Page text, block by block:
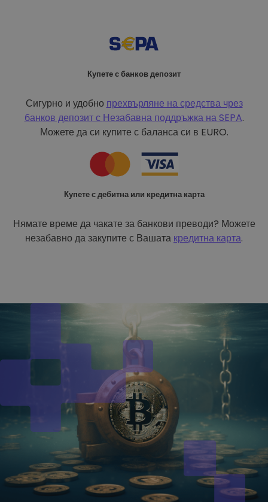
Купете с банков депозит
Сигурно и удобно прехвърляне на средства чрез
банков депозит с Незабавна поддръжка на SEPA.
Можете да си купите с баланса си в EURO.
Купете с дебитна или кредитна карта
Нямате време да чакате за банкови преводи? Можете
незабавно да закупите с Вашата кредитна карта.